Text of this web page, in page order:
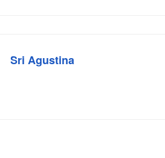
Sri Agustina